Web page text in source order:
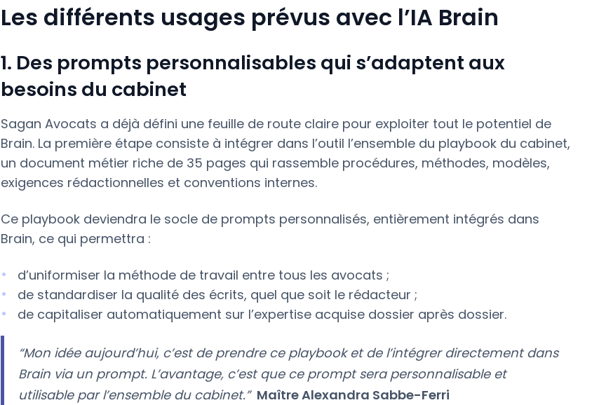
Les différents usages prévus avec l’IA Brain
1. Des prompts personnalisables qui s’adaptent aux
besoins du cabinet
Sagan Avocats a déjà défini une feuille de route claire pour exploiter tout le potentiel de
Brain. La première étape consiste à intégrer dans l’outil l’ensemble du playbook du cabinet,
un document métier riche de 35 pages qui rassemble procédures, méthodes, modèles,
exigences rédactionnelles et conventions internes.
Ce playbook deviendra le socle de prompts personnalisés, entièrement intégrés dans
Brain, ce qui permettra :
d’uniformiser la méthode de travail entre tous les avocats ;
de standardiser la qualité des écrits, quel que soit le rédacteur ;
de capitaliser automatiquement sur l’expertise acquise dossier après dossier.
“Mon idée aujourd’hui, c’est de prendre ce playbook et de l’intégrer directement dans
Brain via un prompt. L’avantage, c’est que ce prompt sera personnalisable et
utilisable par l’ensemble du cabinet.” Maître Alexandra Sabbe-Ferri